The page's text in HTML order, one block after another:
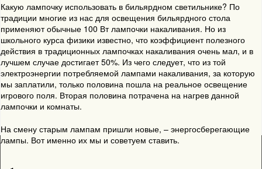
Какую лампочку использовать в бильярдном светильнике? По
традиции многие из нас для освещения бильярдного стола
применяют обычные 100 Вт лампочки накаливания. Но из
школьного курса физики известно, что коэффициент полезного
действия в традиционных лампочках накаливания очень мал, и в
лучшем случае достигает 50%. Из чего следует, что из той
электроэнергии потребляемой лампами накаливания, за которую
мы заплатили, только половина пошла на реальное освещение
игрового поля. Вторая половина потрачена на нагрев данной
лампочки и комнаты.
На смену старым лампам пришли новые, – энергосберегающие
лампы. Вот именно их мы и советуем ставить.